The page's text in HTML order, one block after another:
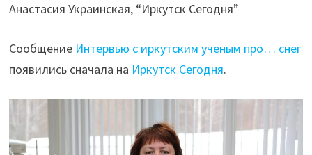
Анастасия Украинская, “Иркутск Сегодня”
Сообщение Интервью с иркутским ученым про… снег
появились сначала на Иркутск Сегодня.